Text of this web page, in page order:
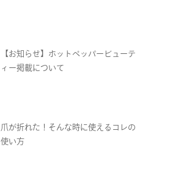
【お知らせ】ホットペッパービューテ
ィー掲載について
爪が折れた！そんな時に使えるコレの
使い方